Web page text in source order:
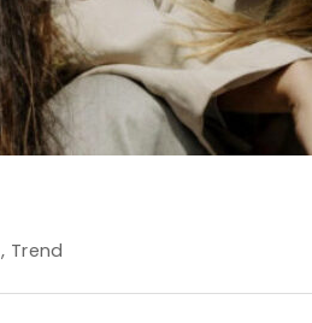
, Trend